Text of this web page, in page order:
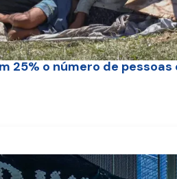
25% o número de